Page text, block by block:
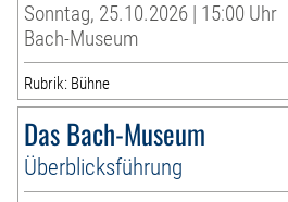
Sonntag, 25.10.2026 | 15:00 Uhr
Bach-Museum
Rubrik: Bühne
Das Bach-Museum
Überblicksführung